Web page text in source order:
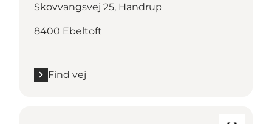
Skovvangsvej 25, Handrup
8400 Ebeltoft
Find vej